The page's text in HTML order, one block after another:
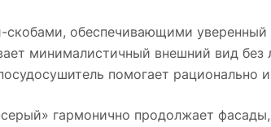
обеспечивающими уверенный
минималистичный внешний вид
помогает рационально
гармонично продолжает